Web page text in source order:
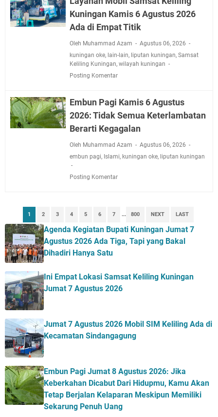
Kuningan Kamis 6 Agustus 2026
Ada di Empat Titik
Oleh Muhammad Azam
Agustus 06, 2026
kuningan oke, lain-lain, liputan kuningan, Samsat
Keliling Kuningan, wilayah kuningan
Posting Komentar
Embun Pagi Kamis 6 Agustus
2026: Tidak Semua Keterlambatan
Berarti Kegagalan
Oleh Muhammad Azam
Agustus 06, 2026
embun pagi, Islami, kuningan oke, liputan kuningan
Posting Komentar
1 2 3 4 5 6 7 ... 800 NEXT LAST
Agenda Kegiatan Bupati Kuningan Jumat 7
Agustus 2026 Ada Tiga, Tapi yang Bakal
Dihadiri Hanya Satu
Ini Empat Lokasi Samsat Keliling Kuningan
Jumat 7 Agustus 2026
Jumat 7 Agustus 2026 Mobil SIM Keliling Ada di
Kecamatan Sindangagung
Embun Pagi Jumat 8 Agustus 2026: Jika
Keberkahan Dicabut Dari Hidupmu, Kamu Akan
Tetap Berjalan Kelaparan Meskipun Memiliki
Sekarung Penuh Uang